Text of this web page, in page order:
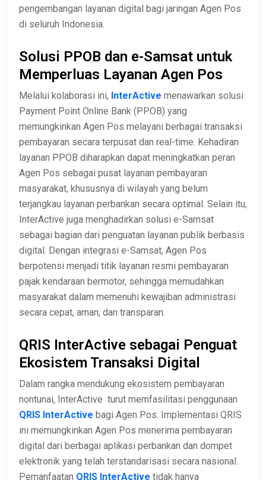
pengembangan layanan digital bagi jaringan Agen Pos
di seluruh Indonesia.
Solusi PPOB dan e-Samsat untuk
Memperluas Layanan Agen Pos
Melalui kolaborasi ini, InterActive menawarkan solusi
Payment Point Online Bank (PPOB) yang
memungkinkan Agen Pos melayani berbagai transaksi
pembayaran secara terpusat dan real-time. Kehadiran
layanan PPOB diharapkan dapat meningkatkan peran
Agen Pos sebagai pusat layanan pembayaran
masyarakat, khususnya di wilayah yang belum
terjangkau layanan perbankan secara optimal. Selain itu,
InterActive juga menghadirkan solusi e-Samsat
sebagai bagian dari penguatan layanan publik berbasis
digital. Dengan integrasi e-Samsat, Agen Pos
berpotensi menjadi titik layanan resmi pembayaran
pajak kendaraan bermotor, sehingga memudahkan
masyarakat dalam memenuhi kewajiban administrasi
secara cepat, aman, dan transparan.
QRIS InterActive sebagai Penguat
Ekosistem Transaksi Digital
Dalam rangka mendukung ekosistem pembayaran
nontunai, InterActive turut memfasilitasi penggunaan
QRIS InterActive bagi Agen Pos. Implementasi QRIS
ini memungkinkan Agen Pos menerima pembayaran
digital dari berbagai aplikasi perbankan dan dompet
elektronik yang telah terstandarisasi secara nasional.
Pemanfaatan QRIS InterActive tidak hanya